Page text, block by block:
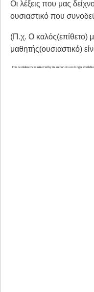
Οι λέξεις που μας
ουσιαστικό που
(Π.χ. Ο καλός(επίθετο)
μαθητής(ουσιαστικό)